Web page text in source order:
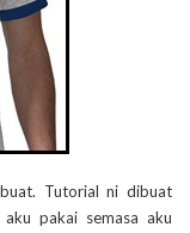
Tutorial ni dibuat
pakai semasa aku